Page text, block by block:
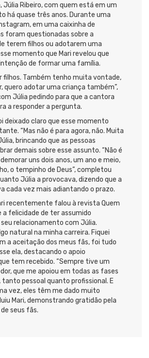
Júlia Ribeiro, com quem está em um
há quase três anos. Durante uma
em uma caixinha de
foram questionadas sobre a
terem filhos ou adotarem uma
momento que Mari revelou que
de formar uma família.
filhos. Também tenho muita vontade,
quero adotar uma criança também”,
Júlia pedindo para que a cantora
a responder a pergunta.
deixado claro que esse momento
“Mas não é para agora, não. Muita
brincando que as pessoas
demais sobre esse assunto. “Não é
uns dois anos, um ano e meio,
o tempinho de Deus”, completou
Júlia a provocava, dizendo que a
cada vez mais adiantando o prazo.
recentemente falou à revista Quem
a felicidade de ter assumido
relacionamento com Júlia.
natural na minha carreira. Fiquei
a aceitação dos meus fãs, foi tudo
ela, destacando o apoio
tem recebido. “Sempre tive um
que me apoiou em todas as fases
tanto pessoal quanto profissional. E
vez, eles têm me dado muito
Mari, demonstrando gratidão pela
seus fãs.